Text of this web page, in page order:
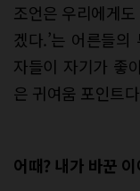
조언은 우리에게
겠다.’는 어른들
자들이 자기가 좋
은 귀여움 포인트
어때? 내가 바꾼